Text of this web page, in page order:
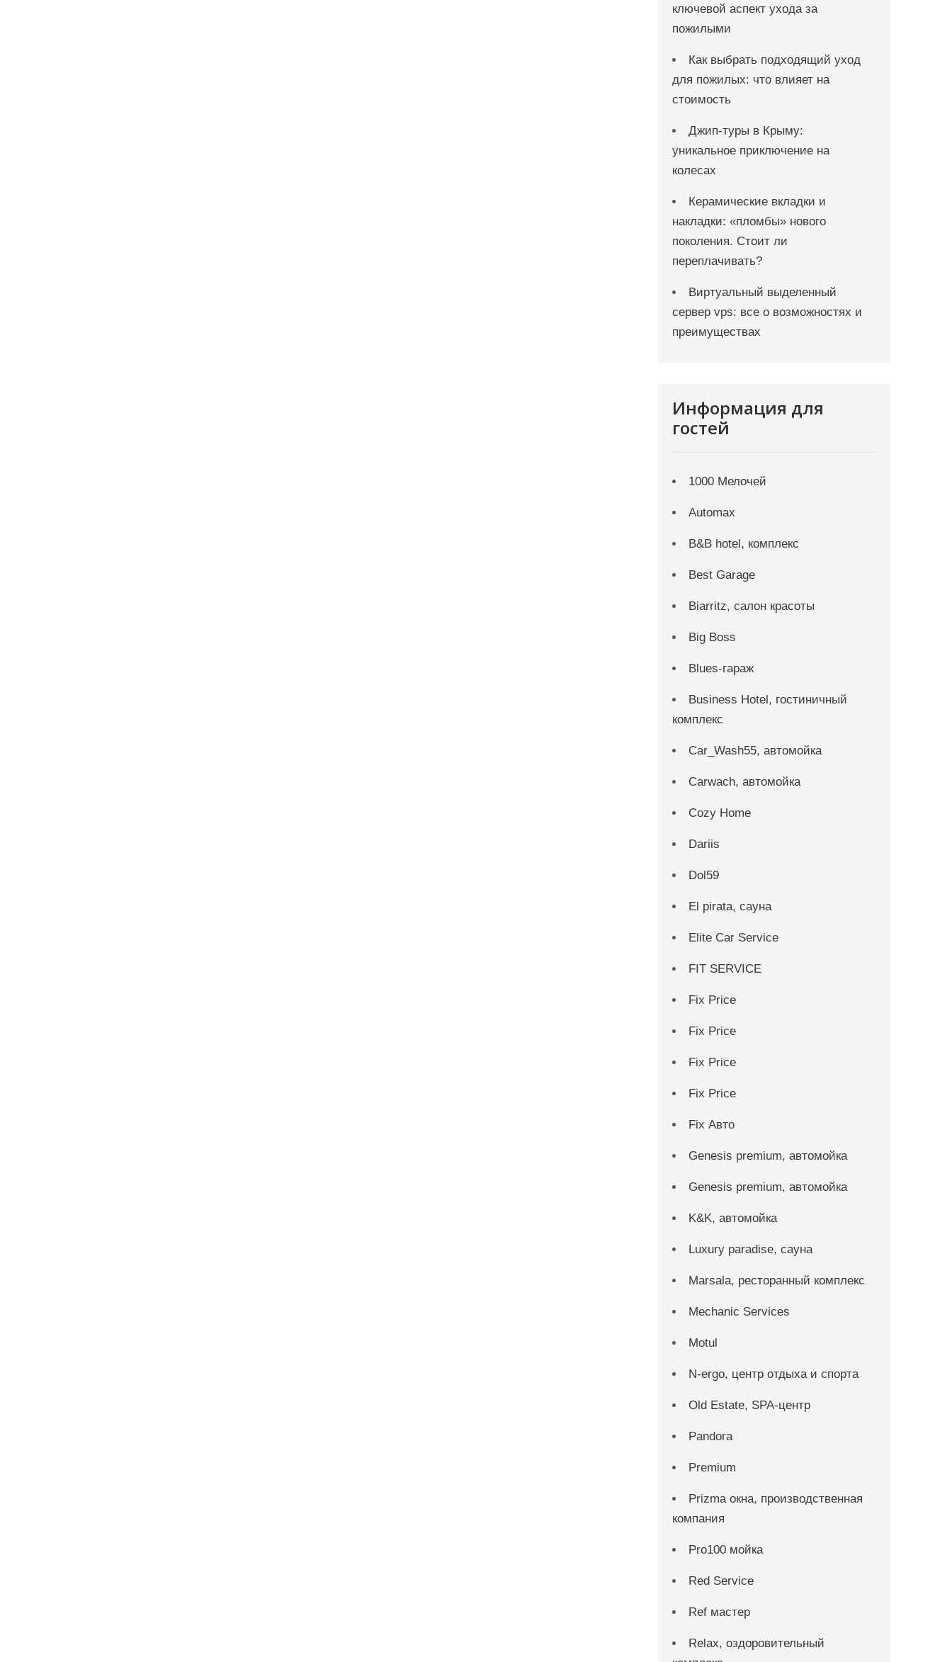
ключевой аспект ухода за
пожилыми
Как выбрать подходящий уход
для пожилых: что влияет на
стоимость
Джип-туры в Крыму:
уникальное приключение на
колесах
Керамические вкладки и
накладки: «пломбы» нового
поколения. Стоит ли
переплачивать?
Виртуальный выделенный
сервер vps: все о возможностях и
преимуществах
Информация для
гостей
1000 Мелочей
Automax
B&B hotel, комплекс
Best Garage
Biarritz, салон красоты
Big Boss
Blues-гараж
Business Hotel, гостиничный
комплекс
Car_Wash55, автомойка
Carwach, автомойка
Cozy Home
Dariis
Dol59
El pirata, сауна
Elite Car Service
FIT SERVICE
Fix Price
Fix Price
Fix Price
Fix Price
Fix Авто
Genesis premium, автомойка
Genesis premium, автомойка
K&K, автомойка
Luxury paradise, сауна
Marsala, ресторанный комплекс
Mechanic Services
Motul
N-ergo, центр отдыха и спорта
Old Estate, SPA-центр
Pandora
Premium
Prizma окна, производственная
компания
Pro100 мойка
Red Service
Ref мастер
Relax, оздоровительный